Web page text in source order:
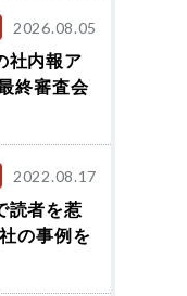
2026.08.05
社内報ア
終審査会
2022.08.17
読者を惹
の事例を